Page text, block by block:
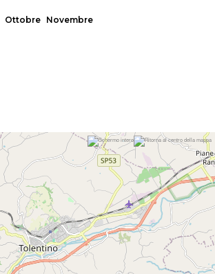
Ottobre Novembre